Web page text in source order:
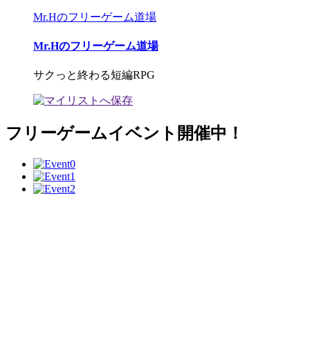
Mr.Hのフリーゲーム道場
Mr.Hのフリーゲーム道場
サクっと終わる短編RPG
フリーゲームイベント開催中！